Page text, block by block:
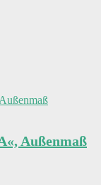
Außenmaß